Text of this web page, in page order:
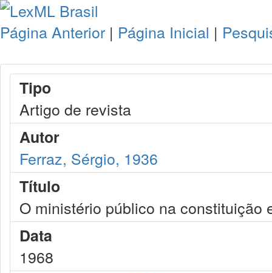
Página Anterior | Página Inicial |
Tipo
Artigo de revista
Autor
Ferraz, Sérgio, 1936
Título
O ministério público na constituição
Data
1968